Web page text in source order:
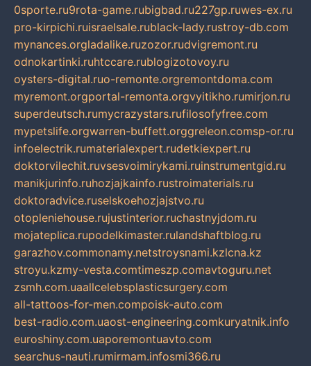
0sporte.ru9rota-game.rubigbad.ru227gp.ruwes-ex.ru
pro-kirpichi.ruisraelsale.rublack-lady.rustroy-db.com
mynances.orgladalike.ruzozor.rudvigremont.ru
odnokartinki.ruhtccare.rublogizotovoy.ru
oysters-digital.ruo-remonte.orgremontdoma.com
myremont.orgportal-remonta.orgvyitikho.rumirjon.ru
superdeutsch.rumycrazystars.rufilosofyfree.com
mypetslife.orgwarren-buffett.orggreleon.comsp-or.ru
infoelectrik.rumaterialexpert.rudetkiexpert.ru
doktorvilechit.ruvsesvoimirykami.ruinstrumentgid.ru
manikjurinfo.ruhozjajkainfo.rustroimaterials.ru
doktoradvice.ruselskoehozjajstvo.ru
otopleniehouse.rujustinterior.ruchastnyjdom.ru
mojateplica.rupodelkimaster.rulandshaftblog.ru
garazhov.commonamy.netstroysnami.kzlcna.kz
stroyu.kzmy-vesta.comtimeszp.comavtoguru.net
zsmh.com.uaallcelebsplasticsurgery.com
all-tattoos-for-men.compoisk-auto.com
best-radio.com.uaost-engineering.comkuryatnik.info
euroshiny.com.uaporemontuavto.com
searchus-nauti.rumirmam.infosmi366.ru